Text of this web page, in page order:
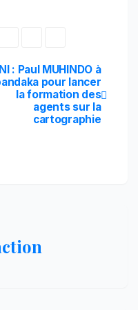
: Paul MUHINDO à
pour lancer
la formation des
agents sur la
cartographie